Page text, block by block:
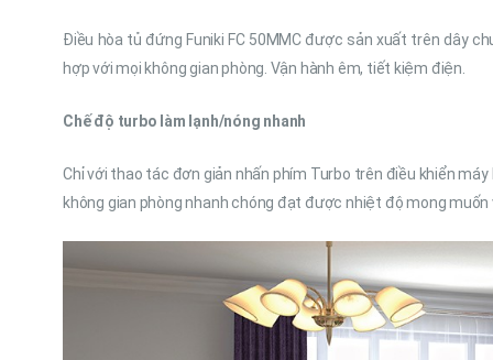
Điều hòa tủ đứng Funiki FC 50MMC được sản xuất trên dây
hợp với mọi không gian phòng. Vận hành êm, tiết kiệm điện.
Chế độ turbo làm lạnh/nóng nhanh
Chỉ với thao tác đơn giản nhấn phím Turbo trên điều khiển
không gian phòng nhanh chóng đạt được nhiệt độ mong